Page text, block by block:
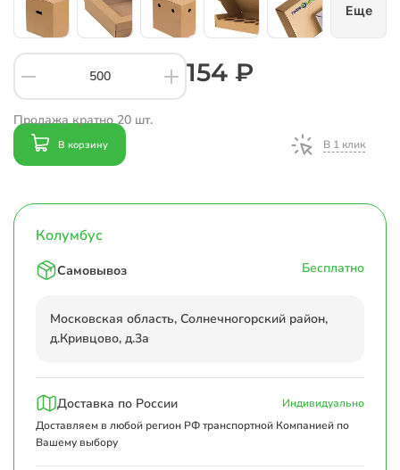
Еще
Продажа кратно 20 шт.
154 ₽
В корзину В 1 клик
Колумбус
Самовывоз Бесплатно
Московская область, Солнечногорский район,
д.Кривцово, д.3а
Доставка по России
Индивидуально
Доставляем в любой регион РФ транспортной Компанией по
Вашему выбору